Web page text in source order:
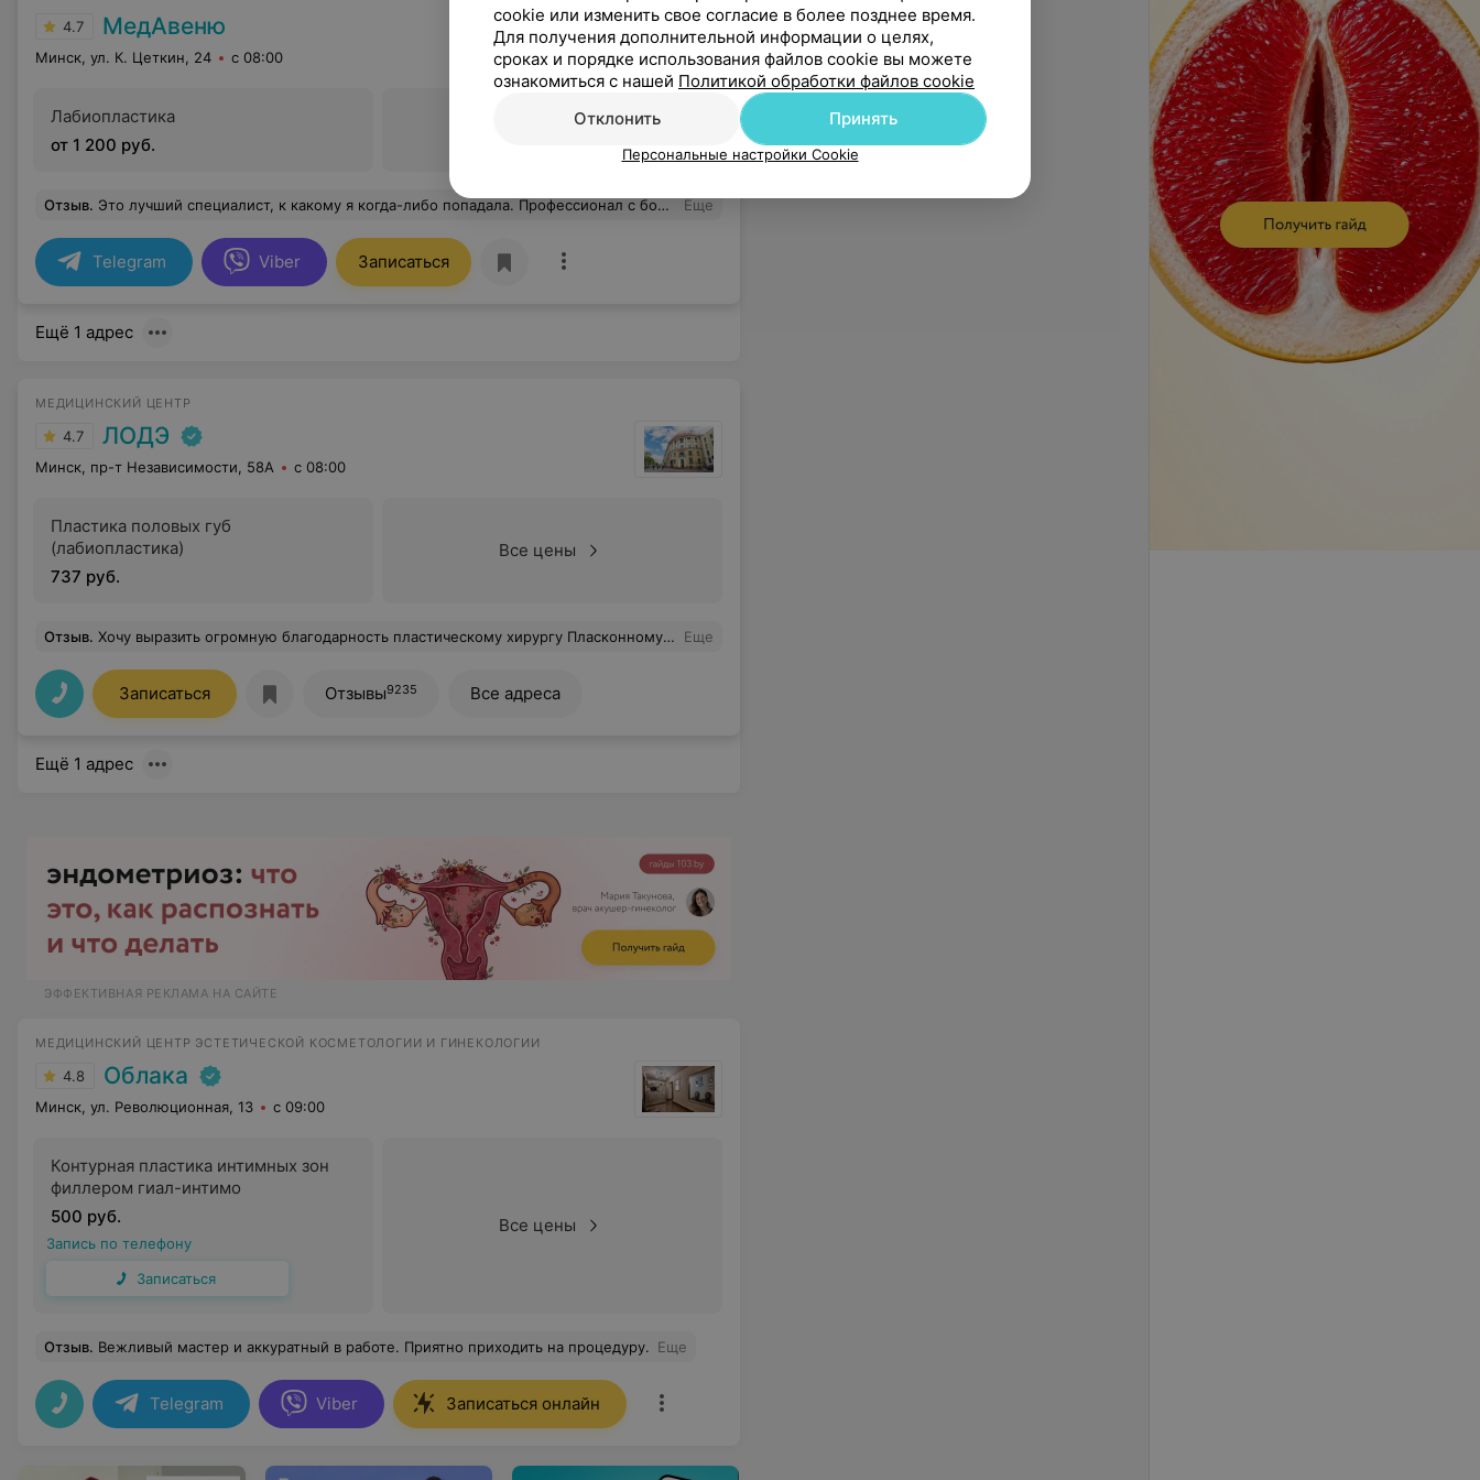
4.7 МедАвеню
Минск, ул. К. Цеткин, 24 с 08:00
Лабиопластика
от 1 200 руб.
Все цены
Отзыв. Это лучший специалист, к какому я когда-либо попадала. Профессионал с большой буквы. Доверие стопроцентное! Ни одного лишнего назначения, все объяснения четкие и понятные даже для несведущего в медицине человека. Результат не заставил себя долго ждать. Очень хочется, чтобы таких профессионалов было как можно больше. Еще
Telegram Viber Записаться
Ещё 1 адрес
МЕДИЦИНСКИЙ ЦЕНТР
4.7 ЛОДЭ
Минск, пр-т Независимости, 58А с 08:00
Пластика половых губ
(лабиопластика)
737 руб.
Все цены
Отзыв. Хочу выразить огромную благодарность пластическому хирургу Пласконному Ивану Анатольевичу. Врач от Бога. Делала лабиопластику, все сделал на высшем уровне - результат просто бомба. В любое время на связи. Это профессионал высшего уровня.. да и с отличным чувством юмора .. очень боялась - успокоил моментально. Все совсем не больно и быстрое заживление. Спасибо Вам! Еще
Записаться Отзывы9235 Все адреса
Ещё 1 адрес
ЭФФЕКТИВНАЯ РЕКЛАМА НА САЙТЕ
МЕДИЦИНСКИЙ ЦЕНТР ЭСТЕТИЧЕСКОЙ КОСМЕТОЛОГИИ И ГИНЕКОЛОГИИ
4.8 Облака
Минск, ул. Революционная, 13 с 09:00
Контурная пластика интимных зон
филлером гиал-интимо
500 руб.
Запись по телефону
Записаться
Все цены
Отзыв. Вежливый мастер и аккуратный в работе. Приятно приходить на процедуру. Еще
Telegram Viber Записаться онлайн
cookie или изменить свое согласие в более позднее время.
Для получения дополнительной информации о целях,
сроках и порядке использования файлов cookie вы можете
ознакомиться с нашей Политикой обработки файлов cookie
Отклонить
Принять
Персональные настройки Cookie